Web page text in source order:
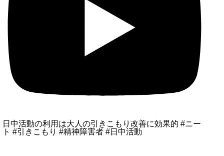
日中活動の利用は大人の引きこもり改善に効果的 #ニー
ト #引きこもり #精神障害者 #日中活動